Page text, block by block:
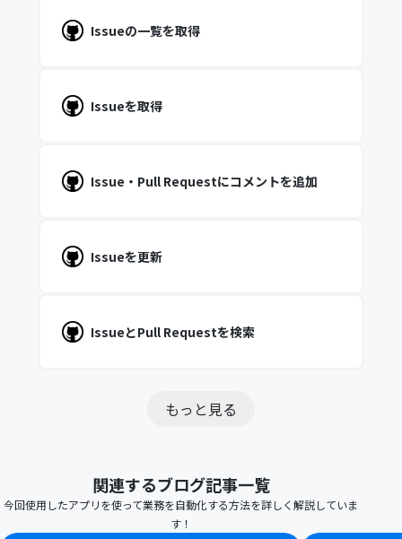
Issueの一覧を取得
Issueを取得
Issue・Pull Requestにコメントを追加
Issueを更新
IssueとPull Requestを検索
もっと見る
関連するブログ記事一覧
今回使用したアプリを使って業務を自動化する方法を詳しく解説していま
す！